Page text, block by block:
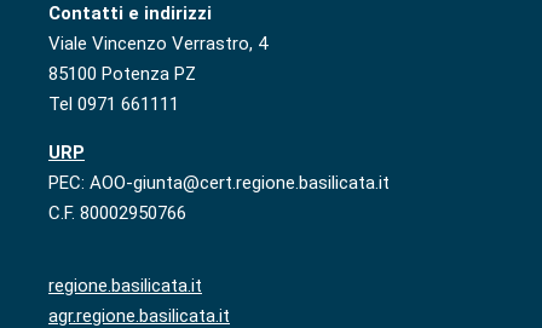
Contatti e indirizzi
Viale Vincenzo Verrastro, 4
85100 Potenza PZ
Tel 0971 661111
URP
PEC: AOO-giunta@cert.regione.basilicata.it
C.F. 80002950766
regione.basilicata.it
agr.regione.basilicata.it